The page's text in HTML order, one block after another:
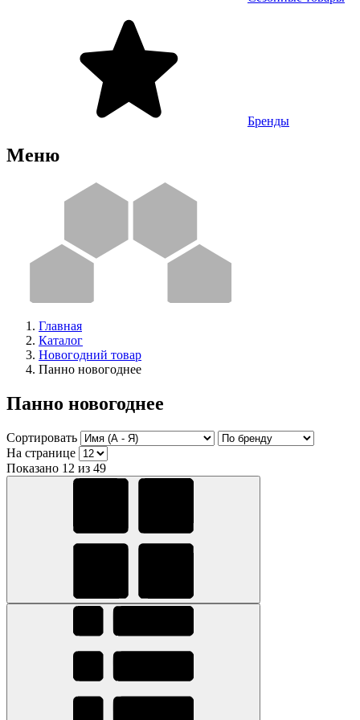
Бренды
Меню
Главная
Каталог
Новогодний товар
Панно новогоднее
Панно новогоднее
Сортировать
На странице
Показано 12 из 49